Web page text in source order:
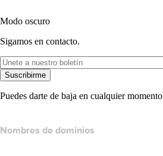
Modo oscuro
Sigamos en contacto.
Suscribirme
Puedes darte de baja en cualquier
Nombres de dominios